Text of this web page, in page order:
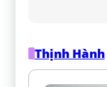
Thịnh Hành